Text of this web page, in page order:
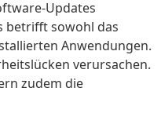
Updates
betrifft sowohl das
Anwendungen.
verursachen.
zudem die